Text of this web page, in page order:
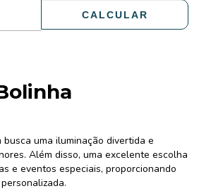
CALCULAR
uma iluminação divertida e
Além disso, uma excelente escolha
e eventos especiais, proporcionando